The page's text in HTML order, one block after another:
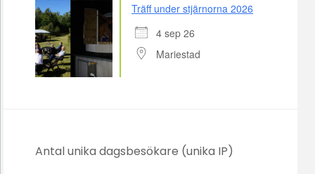
Träff under stjärnorna 2026
4 sep 26
Mariestad
Antal unika dagsbesökare (unika IP)